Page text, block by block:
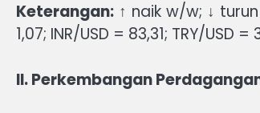
Keterangan: ↑ naik w/w; ↓
1,07; INR/USD = 83,31; TRY/USD
II. Perkembangan